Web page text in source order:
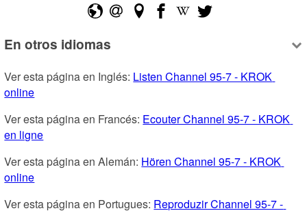
En otros idiomas
Ver esta página en Inglés: Listen Channel 95-7 - KROK
online
Ver esta página en Francés: Ecouter Channel 95-7 - KROK
en ligne
Ver esta página en Alemán: Hören Channel 95-7 - KROK
online
Ver esta página en Portugues: Reproduzir Channel 95-7 -